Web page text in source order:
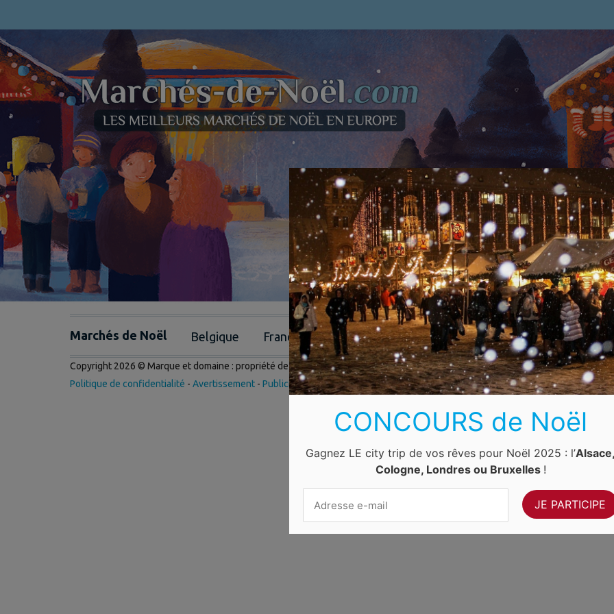
Marchés de Noël Belgique France Luxembourg Allemagne Pays-Bas Suisse
Copyright 2026 © Marque et domaine : propriété deInternet Ventures. Site web géré parVolo Media.
Politique de confidentialité - Avertissement - Publicité-Contact-Newsletter
CONCOURS de Noël
Gagnez LE city trip de vos rêves pour Noël 2025 : l’
Cologne, Londres ou Bruxelles !